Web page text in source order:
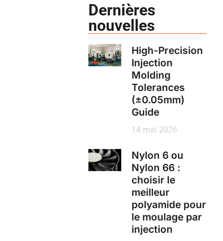
Dernières
nouvelles
High-Precision
Injection
Molding
Tolerances
(±0.05mm)
Guide
14 mai 2026
Nylon 6 ou
Nylon 66 :
choisir le
meilleur
polyamide pour
le moulage par
injection